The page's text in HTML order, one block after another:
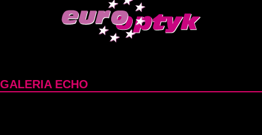
GALERIA ECHO